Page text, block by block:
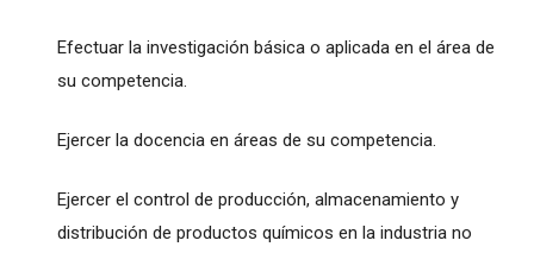
Efectuar la investigación básica o aplicada en el área de
su competencia.
Ejercer la docencia en áreas de su competencia.
Ejercer el control de producción, almacenamiento y
distribución de productos químicos en la industria no